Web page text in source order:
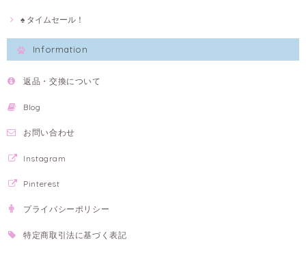
♠ タイムセール！
Information
返品・交換について
Blog
お問い合わせ
Instagram
Pinterest
プライバシーポリシー
特定商取引法に基づく表記